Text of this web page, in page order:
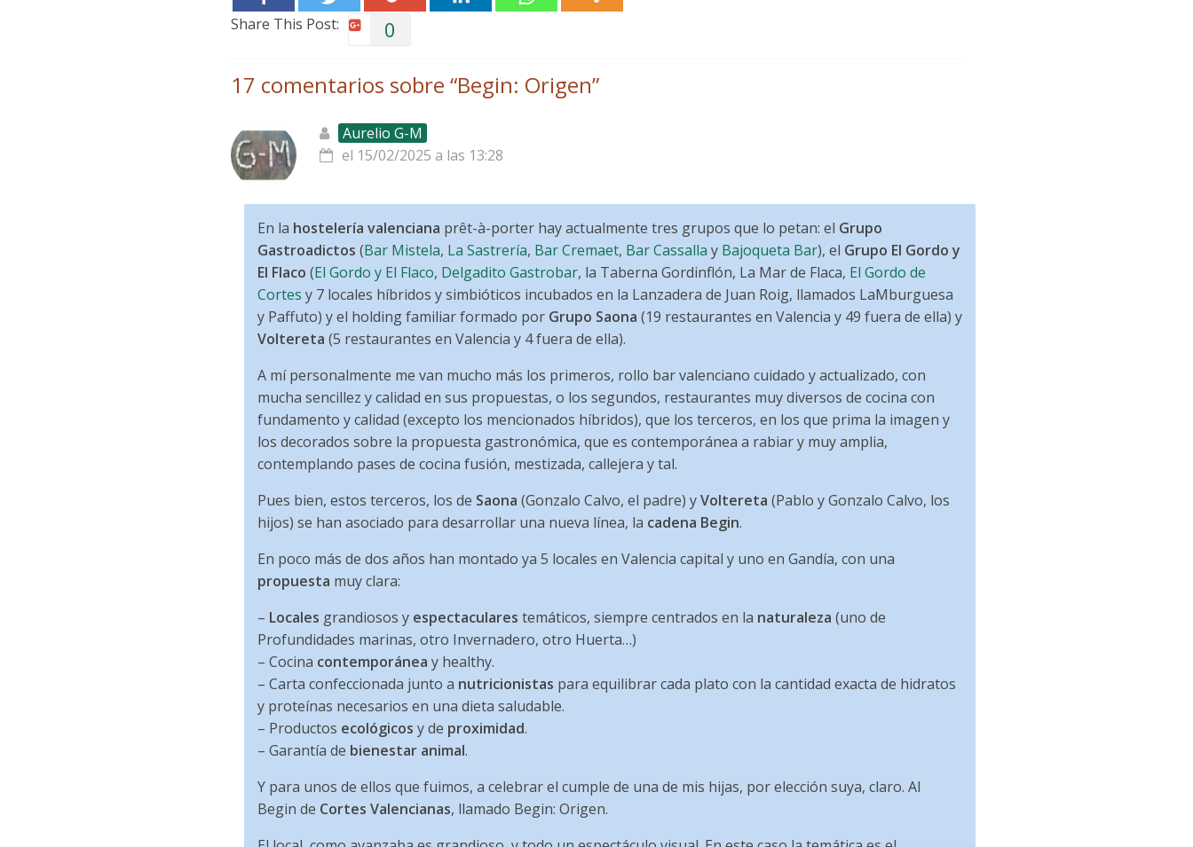
Share This Post: 0
17 comentarios sobre “Begin: Origen”
Aurelio G-M
el 15/02/2025 a las 13:28
En la hostelería valenciana prêt-à-porter hay actualmente tres grupos que lo petan: el Grupo
Gastroadictos (Bar Mistela, La Sastrería, Bar Cremaet, Bar Cassalla y Bajoqueta Bar), el Grupo El Gordo y
El Flaco (El Gordo y El Flaco, Delgadito Gastrobar, la Taberna Gordinflón, La Mar de Flaca, El Gordo de
Cortes y 7 locales híbridos y simbióticos incubados en la Lanzadera de Juan Roig, llamados LaMburguesa
y Paffuto) y el holding familiar formado por Grupo Saona (19 restaurantes en Valencia y 49 fuera de ella) y
Voltereta (5 restaurantes en Valencia y 4 fuera de ella).
A mí personalmente me van mucho más los primeros, rollo bar valenciano cuidado y actualizado, con
mucha sencillez y calidad en sus propuestas, o los segundos, restaurantes muy diversos de cocina con
fundamento y calidad (excepto los mencionados híbridos), que los terceros, en los que prima la imagen y
los decorados sobre la propuesta gastronómica, que es contemporánea a rabiar y muy amplia,
contemplando pases de cocina fusión, mestizada, callejera y tal.
Pues bien, estos terceros, los de Saona (Gonzalo Calvo, el padre) yVoltereta (Pablo y Gonzalo Calvo, los
hijos) se han asociado para desarrollar una nueva línea, la cadena Begin.
En poco más de dos años han montado ya 5 locales en Valencia capital y uno en Gandía, con una
propuesta muy clara:
– Locales grandiosos y espectaculares temáticos, siempre centrados en la naturaleza (uno de
Profundidades marinas, otro Invernadero, otro Huerta…)
– Cocina contemporánea y healthy.
– Carta confeccionada junto a nutricionistas para equilibrar cada plato con la cantidad exacta de hidratos
y proteínas necesarios en una dieta saludable.
– Productos ecológicos y de proximidad.
– Garantía de bienestar animal.
Y para unos de ellos que fuimos, a celebrar el cumple de una de mis hijas, por elección suya, claro. Al
Begin de Cortes Valencianas, llamado Begin: Origen.